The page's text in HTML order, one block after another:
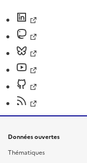
Données ouvertes
Thématiques